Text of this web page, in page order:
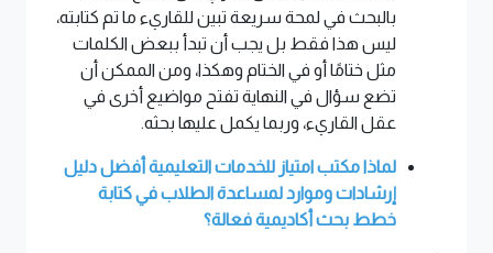
بالبحث في لمحة سريعة تبين للقاريء ما تم كتابته،
ليس هذا فقط بل يجب أن تبدأ ببعض الكلمات
مثل ختامًا أو في الختام وهكذا، ومن الممكن أن
تضع سؤال في النهاية تفتح مواضيع أخرى في
عقل القاريء، وربما يكمل عليها بحثه.
لماذا مكتب امتياز للخدمات التعليمية أفضل دليل
إرشادات وموارد لمساعدة الطلاب في كتابة
خطط بحث أكاديمية فعالة؟